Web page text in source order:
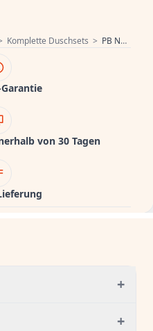
Komplette Duschsets > PB Nostalgic Unterputz Duschset mit Thermostat und 2 Absperrventilen - Handbrause - Regendusche 200mm - Bronze
Garantie
von 30 Tagen
+
+